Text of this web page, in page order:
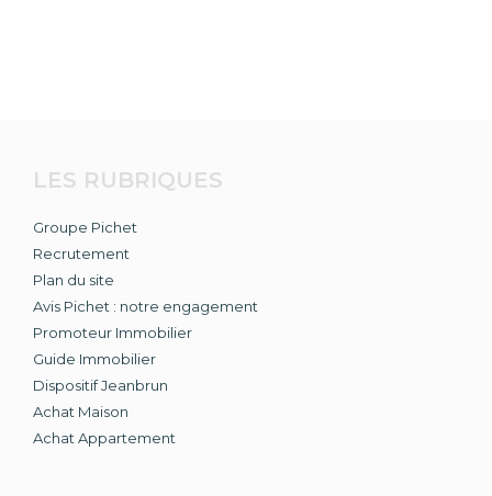
LES RUBRIQUES
Groupe Pichet
Recrutement
Plan du site
Avis Pichet : notre engagement
Promoteur Immobilier
Guide Immobilier
Dispositif Jeanbrun
Achat Maison
Achat Appartement